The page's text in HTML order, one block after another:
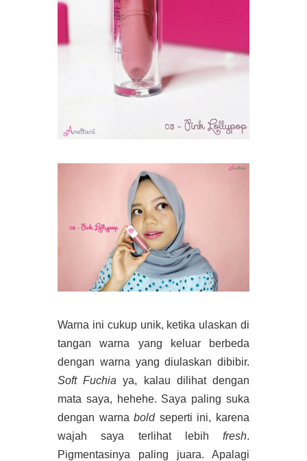
Warna ini cukup unik, ketika ulaskan di
tangan warna yang keluar berbeda
dengan warna yang diulaskan dibibir.
Soft Fuchia ya, kalau dilihat dengan
mata saya, hehehe. Saya paling suka
dengan warnaboldseperti ini, karena
wajah saya terlihat lebih fresh.
Pigmentasinya paling juara. Apalagi